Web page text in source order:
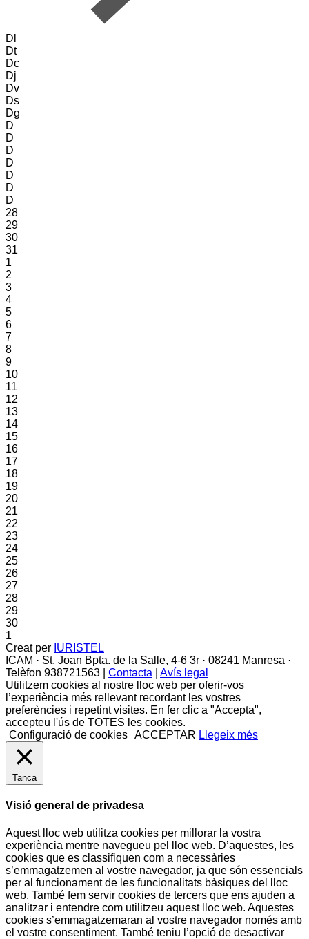
Dl
Dt
Dc
Dj
Dv
Ds
Dg
D
D
D
D
D
D
D
28
29
30
31
1
2
3
4
5
6
7
8
9
10
11
12
13
14
15
16
17
18
19
20
21
22
23
24
25
26
27
28
29
30
1
Creat per IURISTEL
ICAM · St. Joan Bpta. de la Salle, 4-6 3r · 08241 Manresa ·
Telèfon 938721563 | Contacta
Avís legal
Utilitzem cookies al nostre lloc web per oferir-vos
l’experiència més rellevant recordant les vostres
preferències i repetint visites. En fer clic a "Accepta",
accepteu l'ús de TOTES les cookies.
Configuració de cookies ACCEPTAR Llegeix més
Tanca
Visió general de privadesa
Aquest lloc web utilitza cookies per millorar la vostra
experiència mentre navegueu pel lloc web. D’aquestes, les
cookies que es classifiquen com a necessàries
s’emmagatzemen al vostre navegador, ja que són essencials
per al funcionament de les funcionalitats bàsiques del lloc
web. També fem servir cookies de tercers que ens ajuden a
analitzar i entendre com utilitzeu aquest lloc web. Aquestes
cookies s’emmagatzemaran al vostre navegador només amb
el vostre consentiment. També teniu l’opció de desactivar